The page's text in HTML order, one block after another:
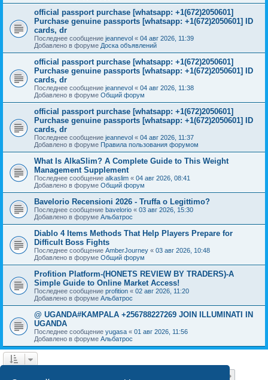
official passport purchase [whatsapp: +1(672)2050601]
Purchase genuine passports [whatsapp: +1(672)2050601] ID
cards, dr
Последнее сообщение jeannevol « 04 авг 2026, 11:39
Добавлено в форуме Доска объявлений
official passport purchase [whatsapp: +1(672)2050601]
Purchase genuine passports [whatsapp: +1(672)2050601] ID
cards, dr
Последнее сообщение jeannevol « 04 авг 2026, 11:38
Добавлено в форуме Общий форум
official passport purchase [whatsapp: +1(672)2050601]
Purchase genuine passports [whatsapp: +1(672)2050601] ID
cards, dr
Последнее сообщение jeannevol « 04 авг 2026, 11:37
Добавлено в форуме Правила пользования форумом
What Is AlkaSlim? A Complete Guide to This Weight
Management Supplement
Последнее сообщение alkaslim « 04 авг 2026, 08:41
Добавлено в форуме Общий форум
Bavelorio Recensioni 2026 - Truffa o Legittimo?
Последнее сообщение bavelorio « 03 авг 2026, 15:30
Добавлено в форуме Альбатрос
Diablo 4 Items Methods That Help Players Prepare for
Difficult Boss Fights
Последнее сообщение AmberJourney « 03 авг 2026, 10:48
Добавлено в форуме Общий форум
Profition Platform-(HONETS REVIEW BY TRADERS)-A
Simple Guide to Online Market Access!
Последнее сообщение profition « 02 авг 2026, 11:20
Добавлено в форуме Альбатрос
@ UGANDA#KAMPALA +256788227269 JOIN ILLUMINATI IN
UGANDA
Последнее сообщение yugasa « 01 авг 2026, 11:56
Добавлено в форуме Альбатрос